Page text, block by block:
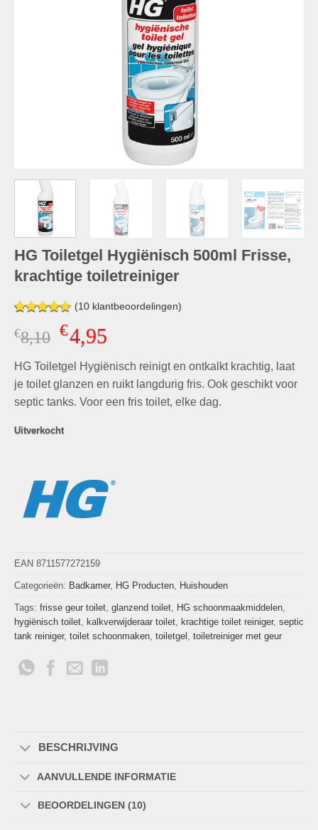
HG Toiletgel Hygiënisch 500ml Frisse,
krachtige toiletreiniger
Gewaardeerd
4.70 op 5
gebaseerd
waarderingen
(10klantbeoordelingen)
€8,10 Oorspronkelijke
prijs
was:
€8,10.
€4,95Huidige
is:
€4,95.
HG Toiletgel Hygiënisch reinigt en ontkalkt krachtig, laat
je toilet glanzen en ruikt langdurig fris. Ook geschikt voor
septic tanks. Voor een fris toilet, elke dag.
Uitverkocht
EAN 8711577272159
Categorieën: Badkamer, HG Producten, Huishouden
Tags: frisse geur toilet, glanzend toilet, HG schoonmaakmiddelen,
hygiënisch toilet, kalkverwijderaar toilet, krachtige toilet reiniger, septic
tank reiniger, toilet schoonmaken, toiletgel , toiletreiniger met geur
BESCHRIJVING
AANVULLENDE INFORMATIE
BEOORDELINGEN (10)